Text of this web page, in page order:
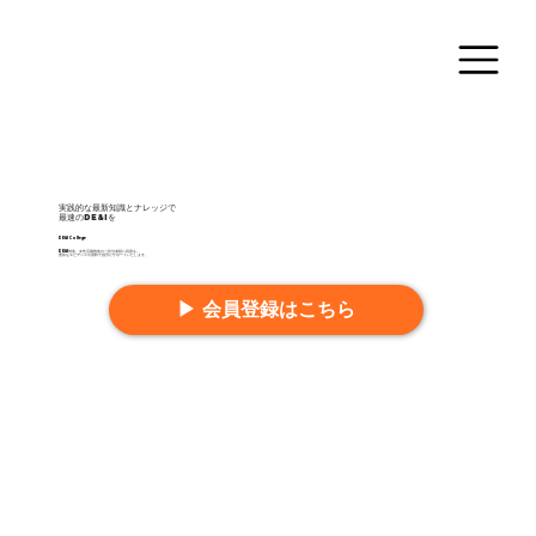
実践的な最新知識とナレッジで
最速のDE&Iを
DE&I College
DE&I推進、女性活躍推進のご担当者様に武器を。
豊富なエビデンスや資料で強力にサポートいたします。
▶ 会員登録はこちら